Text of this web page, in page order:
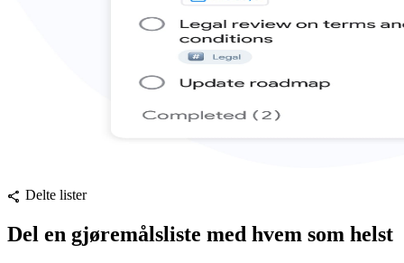
share Delte lister
Del en gjøremålsliste med hvem som helst